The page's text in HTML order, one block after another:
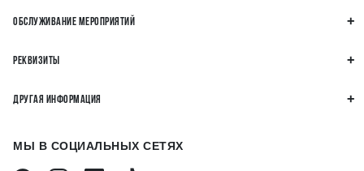
ОБСЛУЖИВАНИЕ МЕРОПРИЯТИЙ
РЕКВИЗИТЫ
ДРУГАЯ ИНФОРМАЦИЯ
МЫ В СОЦИАЛЬНЫХ СЕТЯХ